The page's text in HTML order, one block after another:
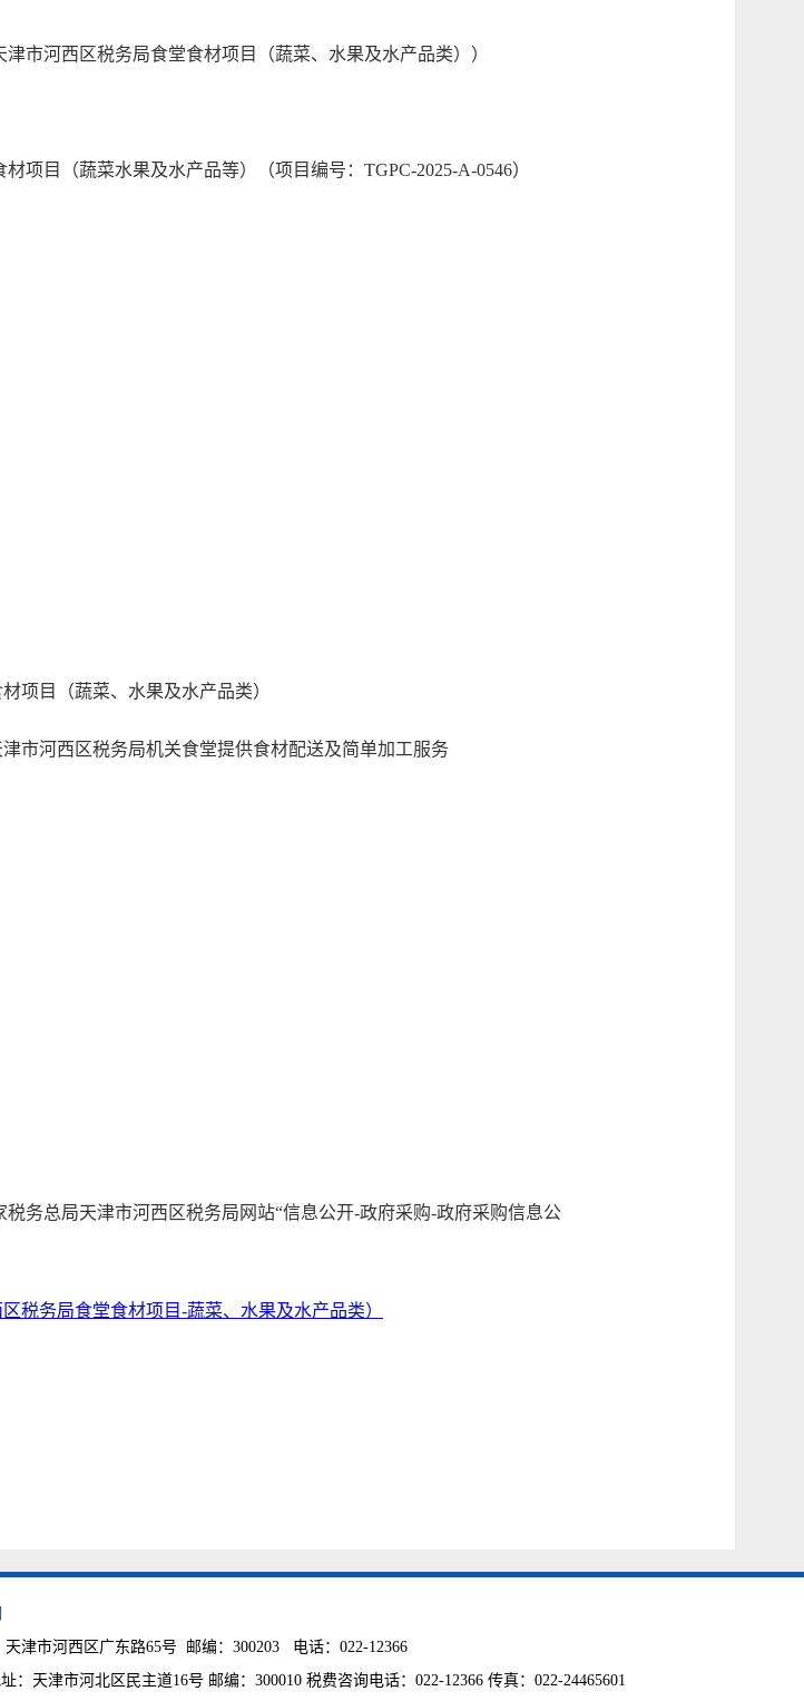
河西区税务局食堂食材项目（蔬菜、水果及水产品类））
目（蔬菜水果及水产品等）（项目编号：TGPC-2025-A-0546）
目（蔬菜、水果及水产品类）
河西区税务局机关食堂提供食材配送及简单加工服务
总局天津市河西区税务局网站“信息公开-政府采购-政府采购信息公
税务局食堂食材项目-蔬菜、水果及水产品类）
津市河西区广东路65号 邮编：300203 电话：022-12366
：天津市河北区民主道16号 邮编：300010 税费咨询电话：022-12366 传真：022-24465601